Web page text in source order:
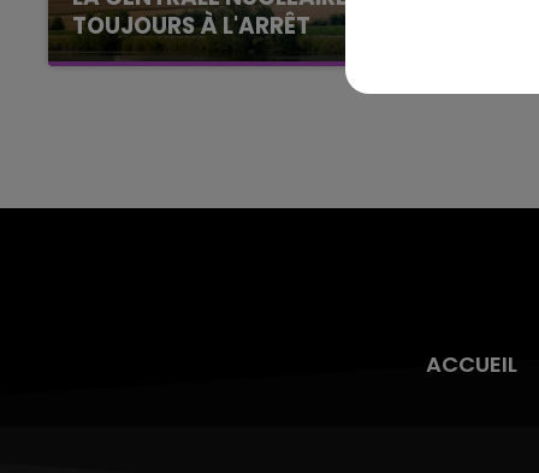
TOUJOURS À L'ARRÊT
Cela fait déjà une semaine que la centrale
nucléaire ardennaise est à l'arrêt. Une situation
ACCUEIL